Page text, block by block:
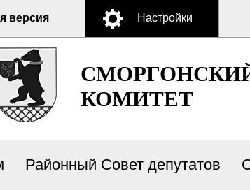
версия Настройки
КОМИТЕТ
Районный Совет депутатов